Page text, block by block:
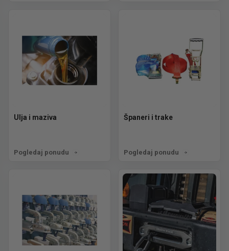
Ulja i maziva
Pogledaj ponudu
Španeri i trake
Pogledaj ponudu